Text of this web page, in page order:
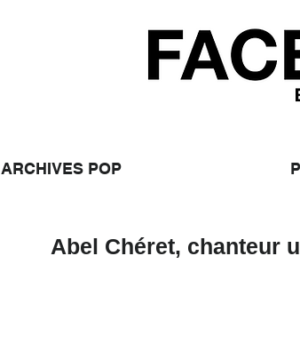
ARCHIVES POP
Abel Chéret, chanteur